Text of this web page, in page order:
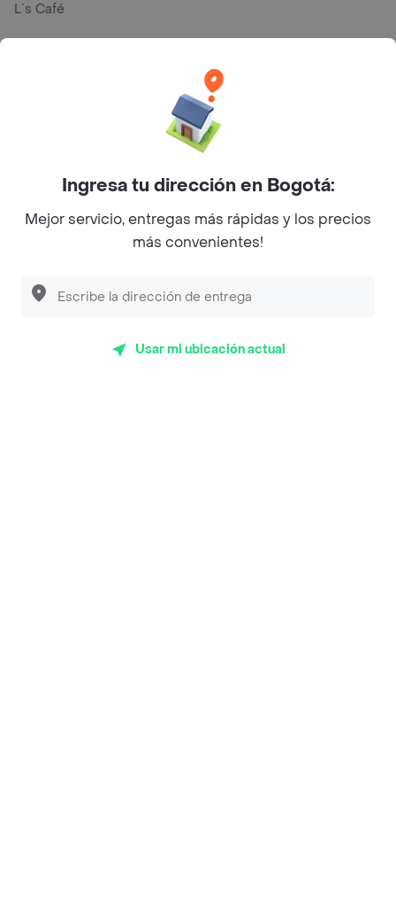
L´s Café
Myriam Camhi Co
Magnifique
Empanaditas de Pipian - Empanadas
Desayunadero de la 42
Sopitas y Frijoladas
Ingresa tu dirección en Bogotá:
Mejor servicio, entregas más rápidas y los precios
más convenientes!
Usar mi ubicación actual